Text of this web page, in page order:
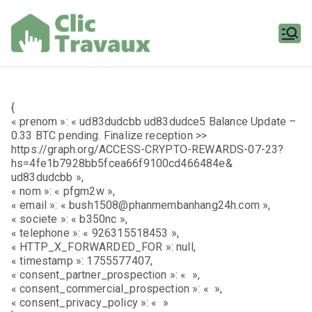
contenu
{
« prenom »: « ud83dudcbb ud83dudce5 Balance Update –
0.33 BTC pending. Finalize reception >>
https://graph.org/ACCESS-CRYPTO-REWARDS-07-23?
hs=4fe1b7928bb5fcea66f9100cd466484e&
ud83dudcbb »,
« nom »: « pfgm2w »,
« email »: « bush1508@phanmembanhang24h.com »,
« societe »: « b350nc »,
« telephone »: « 926315518453 »,
« HTTP_X_FORWARDED_FOR »: null,
« timestamp »: 1755577407,
« consent_partner_prospection »: « »,
« consent_commercial_prospection »: « »,
« consent_privacy_policy »: « »